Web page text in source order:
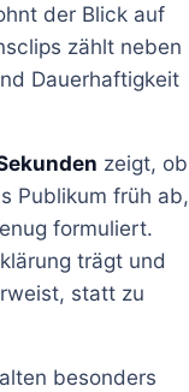
der Blick auf
zählt neben
Dauerhaftigkeit
zeigt, ob
Publikum früh ab,
formuliert.
trägt und
statt zu
besonders